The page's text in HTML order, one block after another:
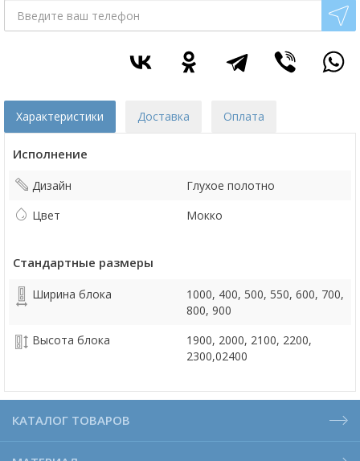
Характеристики Доставка Оплата
Исполнение
Дизайн
Глухое полотно
Цвет
Мокко
Стандартные размеры
Ширина блока
1000, 400, 500, 550, 600, 700,
800, 900
Высота блока
1900, 2000, 2100, 2200,
2300,02400
КАТАЛОГ ТОВАРОВ